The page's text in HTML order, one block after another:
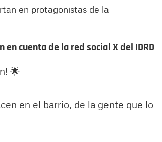
en protagonistas de la
cuenta de la red social X del IDRD
🌟
en el barrio, de la gente que lo